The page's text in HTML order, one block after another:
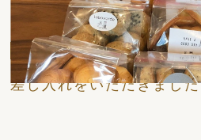
日々
差し入れをいただきました